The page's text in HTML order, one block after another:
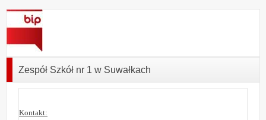
Zespół Szkół nr 1 w Suwałkach
Kontakt: